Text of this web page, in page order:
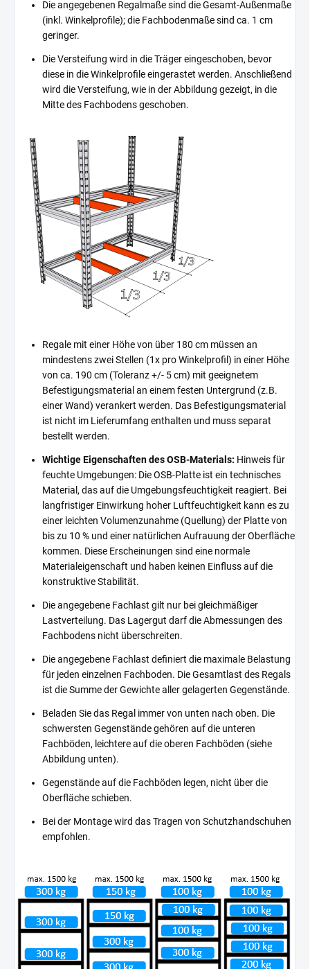
Die angegebenen Regalmaße sind die Gesamt-Außenmaße
(inkl. Winkelprofile); die Fachbodenmaße sind ca. 1 cm
geringer.
Die Versteifung wird in die Träger eingeschoben, bevor
diese in die Winkelprofile eingerastet werden. Anschließend
wird die Versteifung, wie in der Abbildung gezeigt, in die
Mitte des Fachbodens geschoben.
Regale mit einer Höhe von über 180 cm müssen an
mindestens zwei Stellen (1x pro Winkelprofil) in einer Höhe
von ca. 190 cm (Toleranz +/- 5 cm) mit geeignetem
Befestigungsmaterial an einem festen Untergrund (z.B.
einer Wand) verankert werden. Das Befestigungsmaterial
ist nicht im Lieferumfang enthalten und muss separat
bestellt werden.
Wichtige Eigenschaften des OSB-Materials: Hinweis für
feuchte Umgebungen: Die OSB-Platte ist ein technisches
Material, das auf die Umgebungsfeuchtigkeit reagiert. Bei
langfristiger Einwirkung hoher Luftfeuchtigkeit kann es zu
einer leichten Volumenzunahme (Quellung) der Platte von
bis zu 10 % und einer natürlichen Aufrauung der Oberfläche
kommen. Diese Erscheinungen sind eine normale
Materialeigenschaft und haben keinen Einfluss auf die
konstruktive Stabilität.
Die angegebene Fachlast gilt nur bei gleichmäßiger
Lastverteilung. Das Lagergut darf die Abmessungen des
Fachbodens nicht überschreiten.
Die angegebene Fachlast definiert die maximale Belastung
für jeden einzelnen Fachboden. Die Gesamtlast des Regals
ist die Summe der Gewichte aller gelagerten Gegenstände.
Beladen Sie das Regal immer von unten nach oben. Die
schwersten Gegenstände gehören auf die unteren
Fachböden, leichtere auf die oberen Fachböden (siehe
Abbildung unten).
Gegenstände auf die Fachböden legen, nicht über die
Oberfläche schieben.
Bei der Montage wird das Tragen von Schutzhandschuhen
empfohlen.